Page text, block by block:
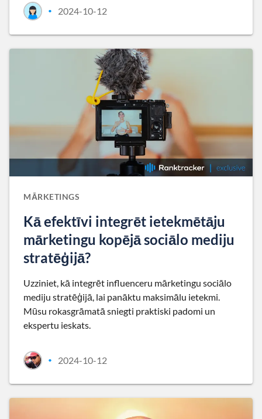
• 2024-10-12
MĀRKETINGS
Kā efektīvi integrēt ietekmētāju
mārketingu kopējā sociālo mediju
stratēģijā?
Uzziniet, kā integrēt influenceru mārketingu sociālo
mediju stratēģijā, lai panāktu maksimālu ietekmi.
Mūsu rokasgrāmatā sniegti praktiski padomi un
ekspertu ieskats.
• 2024-10-12